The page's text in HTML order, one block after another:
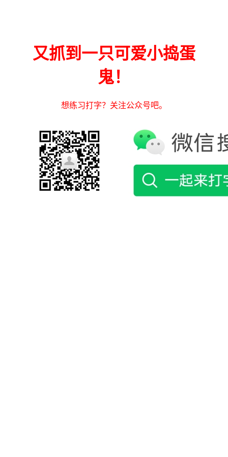
又抓到一只可爱小捣蛋
鬼！
想练习打字？关注公众号吧。